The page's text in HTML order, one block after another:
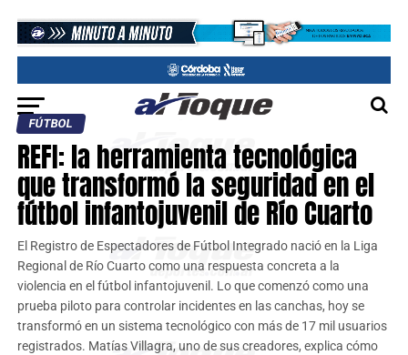
FÚTBOL
REFI: la herramienta tecnológica
que transformó la seguridad en el
fútbol infantojuvenil de Río Cuarto
El Registro de Espectadores de Fútbol Integrado nació en la Liga
Regional de Río Cuarto como una respuesta concreta a la
violencia en el fútbol infantojuvenil. Lo que comenzó como una
prueba piloto para controlar incidentes en las canchas, hoy se
transformó en un sistema tecnológico con más de 17 mil usuarios
registrados. Matías Villagra, uno de sus creadores, explica cómo